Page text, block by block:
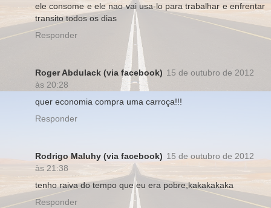
ele consome e ele nao vai usa-lo para trabalhar e enfrentar
transito todos os dias
Responder
Roger Abdulack (via facebook) 15 de outubro de 2012
às 20:28
quer economia compra uma carroça!!!
Responder
Rodrigo Maluhy (via facebook) 15 de outubro de 2012
às 21:38
tenho raiva do tempo que eu era pobre,kakakakaka
Responder